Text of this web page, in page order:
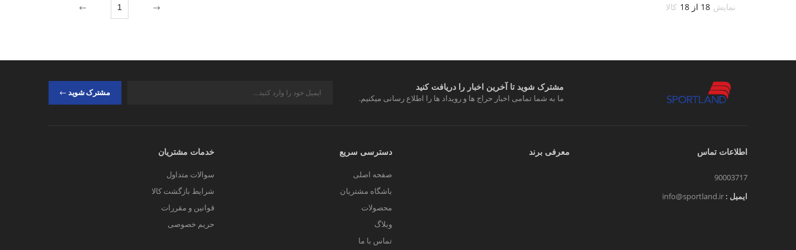
نمایش 18 از 18 کالا 1
مشترک شوید تا آخرین اخبار را دریافت کنید
ما به شما تمامی اخبار حراج ها و رویداد ها را اطلاع رسانی میکنیم.
مشترک شوید
اطلاعات تماس
90003717
ایمیل : info@sportland.ir
معرفی برند دسترسی سریع
صفحه اصلی
باشگاه مشتریان
محصولات
وبلاگ
تماس با ما
خدمات مشتریان
سوالات متداول
شرایط بازگشت کالا
قوانین و مقررات
حریم خصوصی